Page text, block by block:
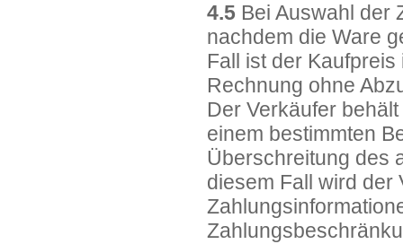
4.5 Bei Auswahl der
nachdem die Ware
Fall ist der
Rechnung ohne
Der Verkäufer
einem bestimmten
Überschreitung des
diesem Fall wird der